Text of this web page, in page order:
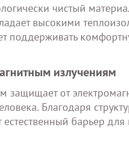
чистый
высокими
поддерживать
излучениям
от
Благодаря
барьер